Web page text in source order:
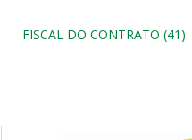
FISCAL DO CONTRATO (41)